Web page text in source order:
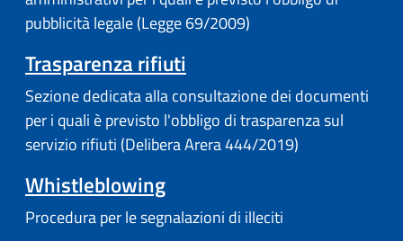
pubblicità legale (Legge 69/2009)
Trasparenza rifiuti
Sezione dedicata alla consultazione dei documenti
per i quali è previsto l'obbligo di trasparenza sul
servizio rifiuti (Delibera Arera 444/2019)
Whistleblowing
Procedura per le segnalazioni di illeciti